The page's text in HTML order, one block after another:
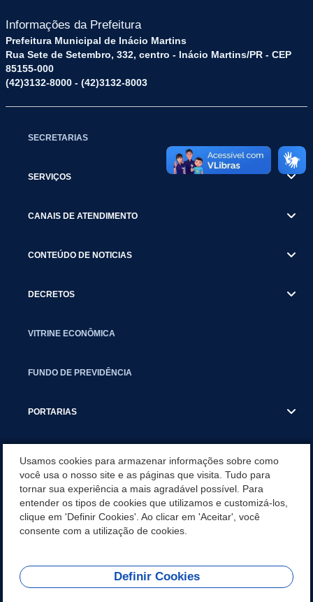
Informações da Prefeitura
Prefeitura Municipal de Inácio Martins
Rua Sete de Setembro, 332, centro - Inácio Martins/PR - CEP
85155-000
(42)3132-8000 - (42)3132-8003
SECRETARIAS
SERVIÇOS
CANAIS DE ATENDIMENTO
CONTEÚDO DE NOTICIAS
DECRETOS
VITRINE ECONÔMICA
FUNDO DE PREVIDÊNCIA
PORTARIAS
CONCURSO/PSS/CONVOCAÇÃO
INCENTIVOS PÚBLICOS À PROJETOS CULTURAIS - INÁCIO
MARTINS PR
REDES SOCIAIS
Usamos cookies para armazenar informações sobre como
você usa o nosso site e as páginas que visita. Tudo para
tornar sua experiência a mais agradável possível. Para
entender os tipos de cookies que utilizamos e customizá-los,
clique em 'Definir Cookies'. Ao clicar em 'Aceitar', você
consente com a utilização de cookies.
Definir Cookies